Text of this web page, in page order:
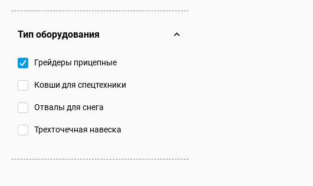
Тип оборудования
Грейдеры прицепные
Ковши для спецтехники
Отвалы для снега
Трехточечная навеска